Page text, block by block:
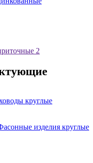
2
круглые
изделия круглые